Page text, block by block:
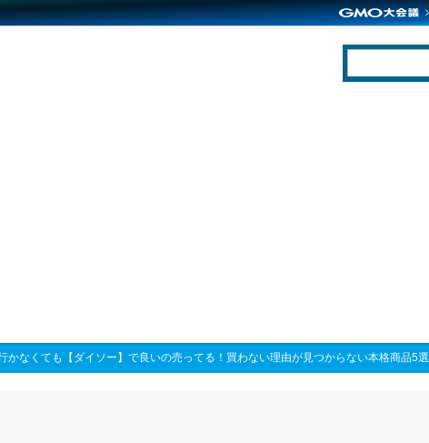
かなくても【ダイソー】で良いの売ってる！買わない理由が見つからない本格商品5選